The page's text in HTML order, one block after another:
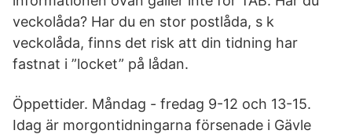
veckolåda? Har du en stor postlåda, s k
veckolåda, finns det risk att din tidning har
fastnat i ”locket” på lådan.
Öppettider. Måndag - fredag 9-12 och 13-15.
Idag är morgontidningarna försenade i Gävle